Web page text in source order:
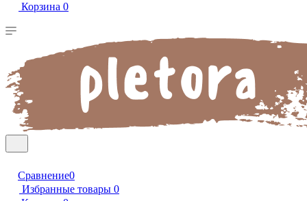
Корзина 0
Сравнение0
Избранные товары 0